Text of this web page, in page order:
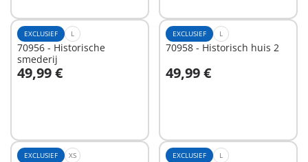
EXCLUSIEF L
70956 - Historische
smederij
49,99 €
In winkelwagen
EXCLUSIEF L
70958 - Historisch huis 2
49,99 €
In winkelwagen
EXCLUSIEF XS EXCLUSIEF L